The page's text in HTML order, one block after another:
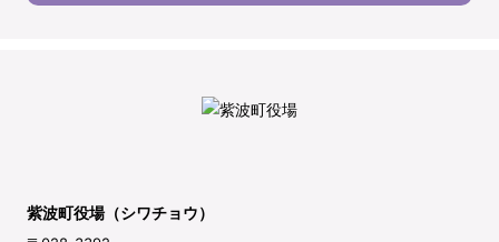
紫波町役場（シワチョウ）